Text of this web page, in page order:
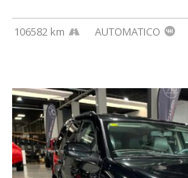
106582 km AUTOMATICO